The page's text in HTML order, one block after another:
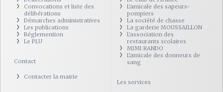
Convocations et liste des
délibérations
Démarches administratives
Les publications
Réglemention
Le PLU
Contact
Contacter la mairie
L'amicale des sapeurs-
pompiers
La société de chasse
La garderie MOUSSAILLON
L'association des
restaurants scolaires
MIMI RANDO
L'amicale des donneurs de
sang
Les services